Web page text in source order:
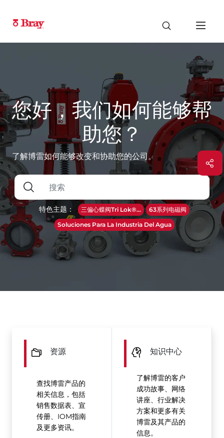
您好，我们如何能够帮
助您？
了解博雷如何能够改变和协助您的公司。
特色主题： 三偏心蝶阀Tri Lok®...
63系列电磁阀
Soluciones Para La Industria Del Agua
资源
查找博雷产品的
相关信息，包括
销售数据表、宣
传册、IOM指南
及更多资讯。
知识中心
了解博雷的客户
成功故事、网络
讲座、行业解决
方案和更多有关
博雷及其产品的
信息。